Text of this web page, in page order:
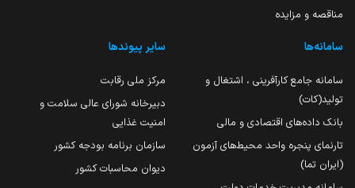
مناقصه و مزایده
سامانه‌ها
سامانه جامع کارآفرینی ، اشتغال و
تولید(کات)
بانک داده‌های اقتصادی و مالی
تارنمای پنجره واحد محیط‌های آزمون
(ایران تما)
سایر پیوندها
مرکز ملی رقابت
دبیرخانه شورای عالی سلامت و
امنیت غذایی
سازمان برنامه بودجه کشور
دیوان محاسبات کشور